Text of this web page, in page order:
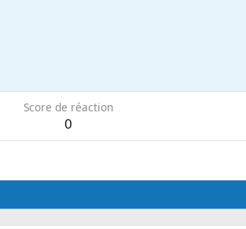
Score de réaction
0